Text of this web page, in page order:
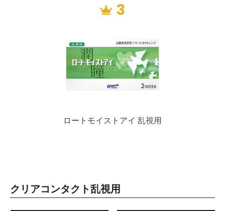
ロートモイストアイ 乱視用
クリアコンタクト乱視用